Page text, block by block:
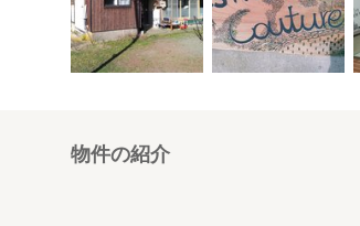
物件の紹介